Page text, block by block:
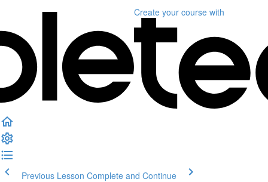
Create your course with
Previous Lesson Complete and Continue